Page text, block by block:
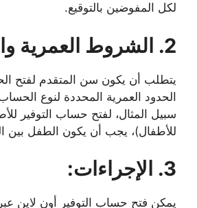
لكل المفوضين بالتوقيع.
2. الشروط العمرية والأهلية:
يتطلب أن يكون سن المتقدم لفتح
الحدود العمرية المحددة لنوع
سبيل المثال، لفتح حساب التوفير
للأطفال)، يجب أن يكون الطفل بين
3. الإجراءات:
يمكن فتح حساب التوفير أون لاين